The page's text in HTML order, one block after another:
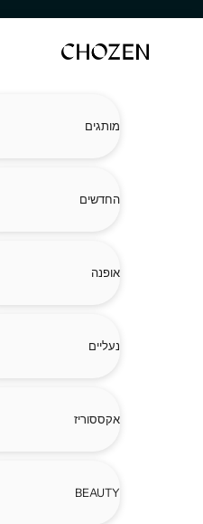
CHOZEN
מותגים
החדשים
אופנה
נעליים
אקססוריז
BEAUTY